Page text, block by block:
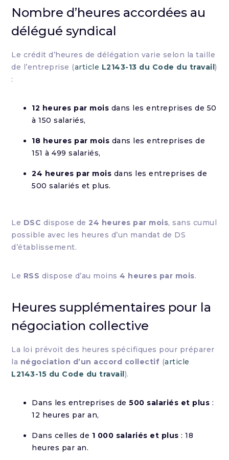
Nombre d’heures accordées au
délégué syndical
Le crédit d’heures de délégation varie selon la taille
de l’entreprise (article L2143-13 du Code du travail)
:
12 heures par mois dans les entreprises de 50
à 150 salariés,
18 heures par mois dans les entreprises de
151 à 499 salariés,
24 heures par mois dans les entreprises de
500 salariés et plus.
Le DSC dispose de 24 heures par mois, sans cumul
possible avec les heures d’un mandat de DS
d’établissement.
Le RSS dispose d’au moins4 heures par mois.
Heures supplémentaires pour la
négociation collective
La loi prévoit des heures spécifiques pour préparer
la négociation d’un accord collectif (article
L2143-15 du Code du travail).
Dans les entreprises de500 salariés et plus :
12 heures par an,
Dans celles de 1 000 salariés et plus : 18
heures par an.